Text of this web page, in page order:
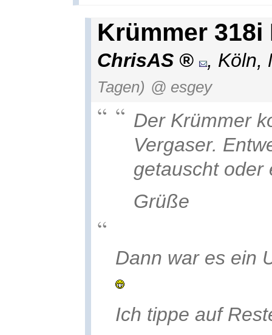
Krümmer 318i
ChrisAS , Köln,
Tagen) @ esgey
Der Krümmer
Vergaser.
getauscht oder
Grüße
Dann war es ein
Ich tippe auf